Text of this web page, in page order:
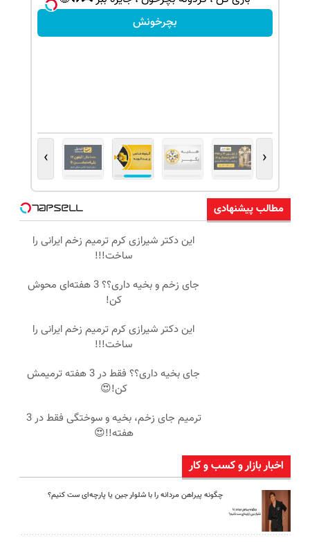
بچرخونش
‹
›
مطالب پیشنهادی
این دکتر شیرازی کرم ترمیم زخم ایرانی را
ساخت!!!
جای زخم و بخیه داری؟؟ 3 هفته‌ای محوش
کن!
این دکتر شیرازی کرم ترمیم زخم ایرانی را
ساخت!!!
جای بخیه داری؟؟ فقط در 3 هفته ترمیمش
کن!😍
ترمیم جای زخم، بخیه و سوختگی فقط در 3
هفته!!😍
اخبار بازار و کسب و کار
چگونه پیراهن مردانه را با شلوار جین یا پارچه‌ای ست کنیم؟